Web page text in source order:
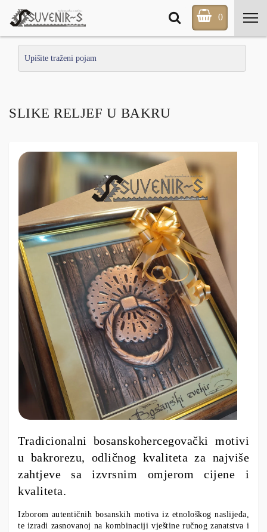
0
SLIKE RELJEF U BAKRU
Tradicionalni bosanskohercegovački motivi
u bakrorezu, odličnog kvaliteta za najviše
zahtjeve sa izvrsnim omjerom cijene i
kvaliteta.
Izborom autentičnih bosanskih motiva iz etnološkog naslijeđa,
te izradi zasnovanoj na kombinaciji vještine ručnog zanatstva i